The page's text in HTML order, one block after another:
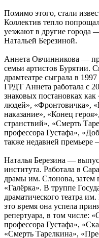
Помимо этого, стали
Коллектив тепло
уезжают в другие
Натальей Березиной.
Аннета Овчинникова —
семьи артистов Бурятии.
драмтеатре сыграла в
ГРДТ Аннета работала с
знаковых постановках
людей», «Фронтовичка»,
наказание», «Конец
странствий», «Смерть
профессора Густафа»,
также недавней
Наталья Березина —
института. Работала в
драмы им. Слонова, затем
«Галёрка». В труппе
драматического театра
это время она успела
репертуара, в том числе:
профессора Густафа»,
«Смерть Тарелкина»,